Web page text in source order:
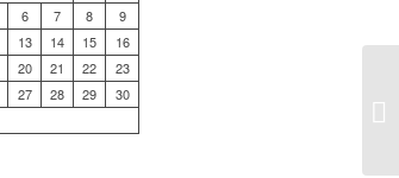
6 7 8
9
13 14 15
16
20 21 22
23
27 28 29
30